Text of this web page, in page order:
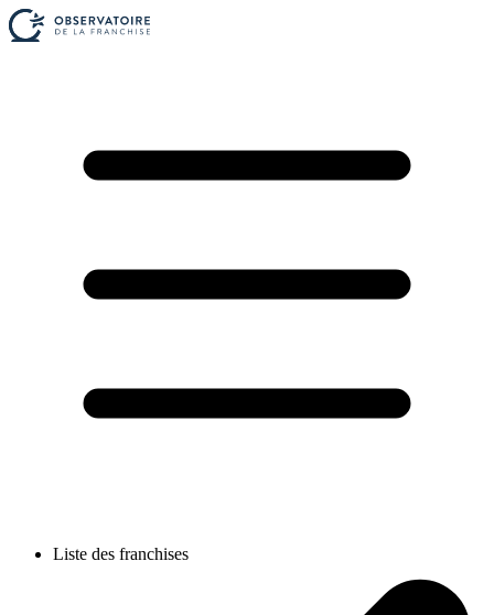
Liste des franchises